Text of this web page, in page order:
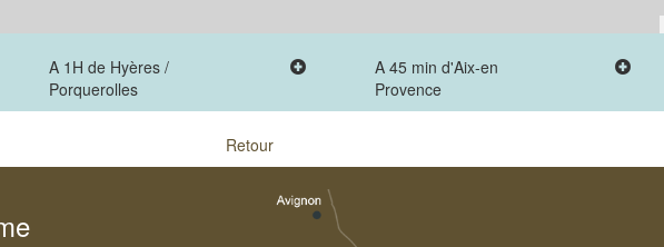
A 1H de Hyères /
Porquerolles
A 45 min d'Aix-en
Provence
Retour